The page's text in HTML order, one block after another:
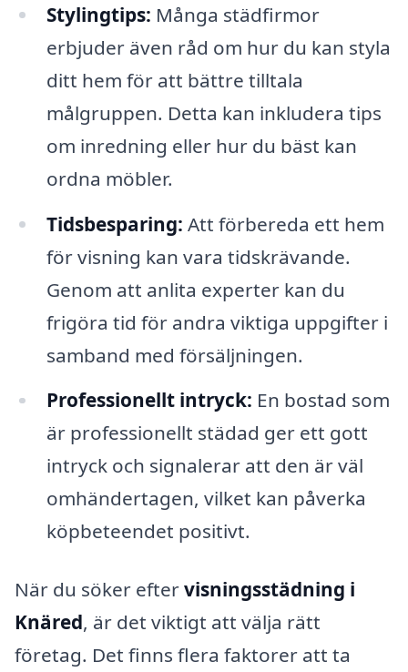
Stylingtips: Många städfirmor
erbjuder även råd om hur du kan styla
ditt hem för att bättre tilltala
målgruppen. Detta kan inkludera tips
om inredning eller hur du bäst kan
ordna möbler.
Tidsbesparing: Att förbereda ett hem
för visning kan vara tidskrävande.
Genom att anlita experter kan du
frigöra tid för andra viktiga uppgifter i
samband med försäljningen.
Professionellt intryck: En bostad som
är professionellt städad ger ett gott
intryck och signalerar att den är väl
omhändertagen, vilket kan påverka
köpbeteendet positivt.
När du söker eftervisningsstädning i
Knäred, är det viktigt att välja rätt
företag. Det finns flera faktorer att ta